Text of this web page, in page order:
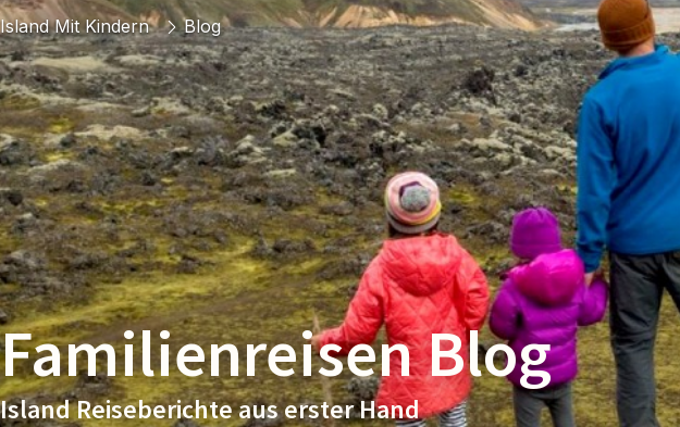
Island Mit Kindern Blog
Familienreisen Blog
Island Reiseberichte aus erster Hand